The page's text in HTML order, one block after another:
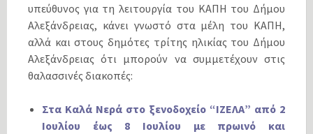
υπεύθυνος για τη λειτουργία του ΚΑΠΗ του Δήμου
Αλεξάνδρειας, κάνει γνωστό στα μέλη του ΚΑΠΗ,
αλλά και στους δημότες τρίτης ηλικίας του Δήμου
Αλεξάνδρειας ότι μπορούν να συμμετέχουν στις
θαλασσινές διακοπές:
Στα Καλά Νερά στο ξενοδοχείο “ΙΖΕΛΑ” από 2
Ιουλίου έως 8 Ιουλίου με πρωινό και